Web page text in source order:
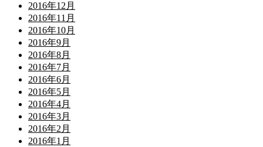
2016年12月
2016年11月
2016年10月
2016年9月
2016年8月
2016年7月
2016年6月
2016年5月
2016年4月
2016年3月
2016年2月
2016年1月